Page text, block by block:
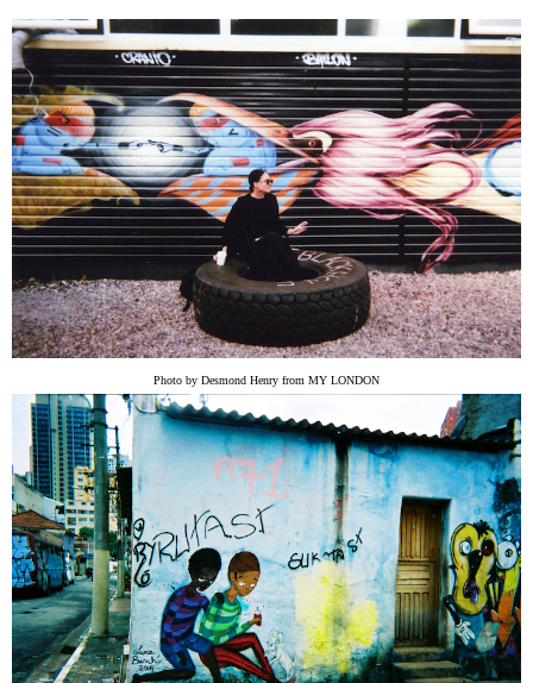
Photo by Desmond Henry from MY LONDON